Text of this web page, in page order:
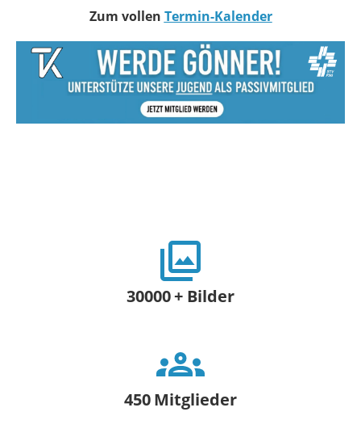
Sa 05.09.2026 (ganztägig)
SM Steinstossen und Steinheben
So 06.09.2026 (ganztägig)
Kantonale
Sargans
Fr 11.09.2026 (ganztägig)
Herbstversammlung Aktivriege
Kaltbrunn
Zum vollen Termin-Kalender
30000+ Bilder
450Mitglieder